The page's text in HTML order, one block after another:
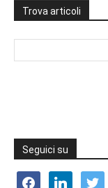
Trova articoli
Seguici su
facebooklinkedin twitter